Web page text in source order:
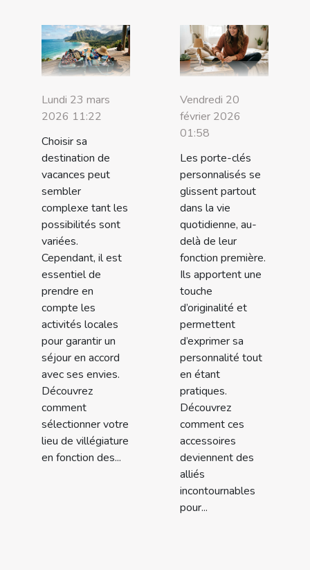
Lundi 23 mars
2026 11:22
Choisir sa
destination de
vacances peut
sembler
complexe tant les
possibilités sont
variées.
Cependant, il est
essentiel de
prendre en
compte les
activités locales
pour garantir un
séjour en accord
avec ses envies.
Découvrez
comment
sélectionner votre
lieu de villégiature
en fonction des...
Vendredi 20
février 2026
01:58
Les porte-clés
personnalisés se
glissent partout
dans la vie
quotidienne, au-
delà de leur
fonction première.
Ils apportent une
touche
d’originalité et
permettent
d’exprimer sa
personnalité tout
en étant
pratiques.
Découvrez
comment ces
accessoires
deviennent des
alliés
incontournables
pour...